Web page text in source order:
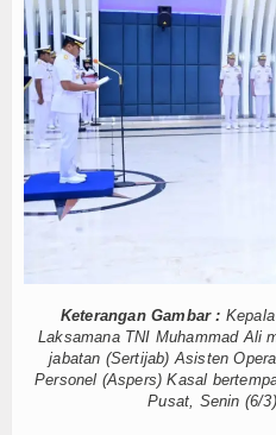
Hankam
Hukum
Internasional
Kelautan dan Perikanan
Kesehatan
Logistik
Maritim
Dorong
Tarif Tuna
Aksi
Diklat
PWI dan
Menaker:
Kapal
Tingkatkan
Dorong
Tarif Tuna
Aksi
Diklat
PWI dan
Keterangan Gambar :
Laksamana TNI Muhammad Ali
jabatan (Sertijab) Asisten
Personel (Aspers) Kasal
Pusat, Senin (6/